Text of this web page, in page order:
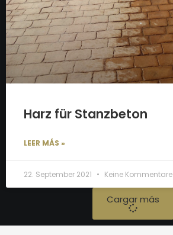
Harz für Stanzbeton
LEER MÁS »
22. September 2021 Keine Kommentare
Cargar más